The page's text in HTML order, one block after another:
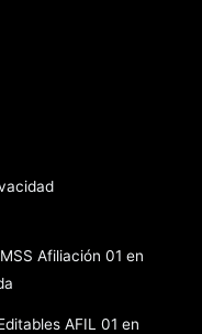
Afiliación 01 en
AFIL 01 en